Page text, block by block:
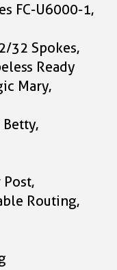
FC-U6000-1,
32 Spokes,
Ready
Mary,
Post,
Routing,